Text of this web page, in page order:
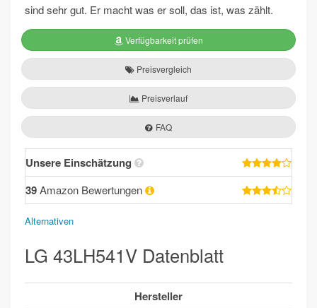
sind sehr gut. Er macht was er soll, das ist, was zählt.
Verfügbarkeit prüfen
Preisvergleich
Preisverlauf
FAQ
Unsere Einschätzung
39Amazon Bewertungen
Alternativen
LG 43LH541V Datenblatt
Hersteller